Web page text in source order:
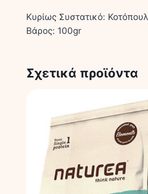
Κυρίως Συστατικό:
Βάρος: 100gr
Σχετικά προϊόντα